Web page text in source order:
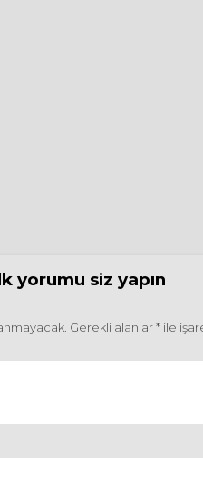
yorumu siz yapın
Gerekli alanlar* ile